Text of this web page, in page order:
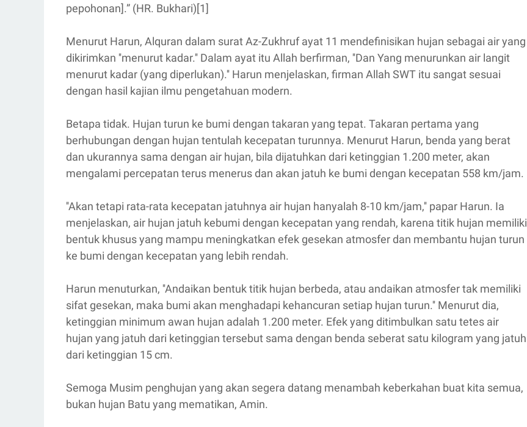
pepohonan].” (HR. Bukhari)[1]
Menurut Harun, Alquran dalam surat Az-Zukhruf ayat 11 mendefinisikan hujan sebagai air yang
dikirimkan ''menurut kadar.'' Dalam ayat itu Allah berfirman, ''Dan Yang menurunkan air langit
menurut kadar (yang diperlukan).'' Harun menjelaskan, firman Allah SWT itu sangat sesuai
dengan hasil kajian ilmu pengetahuan modern.
Betapa tidak. Hujan turun ke bumi dengan takaran yang tepat. Takaran pertama yang
berhubungan dengan hujan tentulah kecepatan turunnya. Menurut Harun, benda yang berat
dan ukurannya sama dengan air hujan, bila dijatuhkan dari ketinggian 1.200 meter, akan
mengalami percepatan terus menerus dan akan jatuh ke bumi dengan kecepatan 558 km/jam.
''Akan tetapi rata-rata kecepatan jatuhnya air hujan hanyalah 8-10 km/jam,'' papar Harun. Ia
menjelaskan, air hujan jatuh kebumi dengan kecepatan yang rendah, karena titik hujan memiliki
bentuk khusus yang mampu meningkatkan efek gesekan atmosfer dan membantu hujan turun
ke bumi dengan kecepatan yang lebih rendah.
Harun menuturkan, ''Andaikan bentuk titik hujan berbeda, atau andaikan atmosfer tak memiliki
sifat gesekan, maka bumi akan menghadapi kehancuran setiap hujan turun.'' Menurut dia,
ketinggian minimum awan hujan adalah 1.200 meter. Efek yang ditimbulkan satu tetes air
hujan yang jatuh dari ketinggian tersebut sama dengan benda seberat satu kilogram yang jatuh
dari ketinggian 15 cm.
Semoga Musim penghujan yang akan segera datang menambah keberkahan buat kita semua,
bukan hujan Batu yang mematikan, Amin.